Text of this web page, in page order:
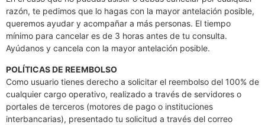
razón, te pedimos que lo hagas con la mayor antelación posible,
queremos ayudar y acompañar a más personas. El tiempo
mínimo para cancelar es de 3 horas antes de tu consulta.
Ayúdanos y cancela con la mayor antelación posible.
POLÍTICAS DE REEMBOLSO
Como usuario tienes derecho a solicitar el reembolso del 100% de
cualquier cargo operativo, realizado a través de servidores o
portales de terceros (motores de pago o instituciones
interbancarias), presentado tu solicitud a través del correo